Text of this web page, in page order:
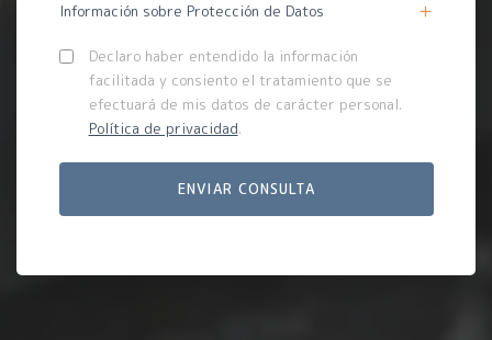
Información sobre Protección de Datos
Declaro haber entendido la información
facilitada y consiento el tratamiento que se
efectuará de mis datos de carácter personal.
Política de privacidad.